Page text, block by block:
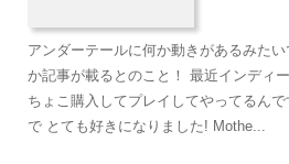
アンダーテールに何か動きがあるみた
か記事が載るとのこと！ 最近インディ
ちょこ購入してプレイしてやってるん
で とても好きになりました! Mothe...